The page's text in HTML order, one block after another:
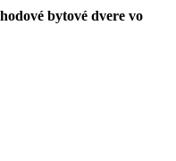
bytové dvere vo